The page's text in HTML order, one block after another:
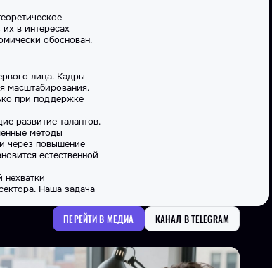
в интересах
обоснован.
лица. Кадры
масштабирования.
при поддержке
развитие талантов.
методы
через повышение
естественной
нехватки
Наша задача
ПЕРЕЙТИ В МЕДИА КАНАЛ В TELEGRAM